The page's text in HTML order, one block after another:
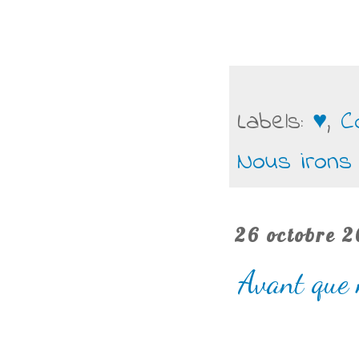
Labels: ♥,
Nous
26 octobre
Avant